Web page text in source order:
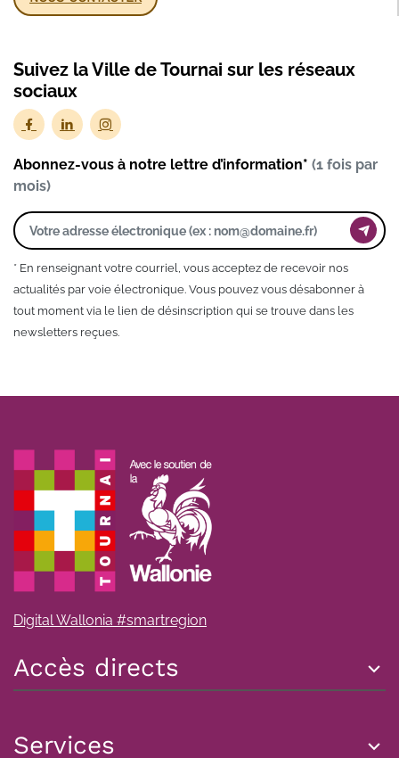
Suivez la Ville de Tournai sur les réseaux
sociaux
Abonnez-vous à notre lettre d’information* (1 fois par
mois)
* En renseignant votre courriel, vous acceptez de recevoir nos
actualités par voie électronique. Vous pouvez vous désabonner à
tout moment via le lien de désinscription qui se trouve dans les
newsletters reçues.
Digital Wallonia #smartregion
Accès directs
Services